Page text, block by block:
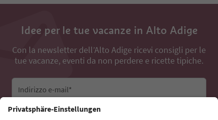
Idee per le tue vacanze in Alto Adige
Con la newsletter dell’Alto Adige ricevi consigli per le
tue vacanze, eventi da non perdere e ricette tipiche.
Indirizzo e-mail*